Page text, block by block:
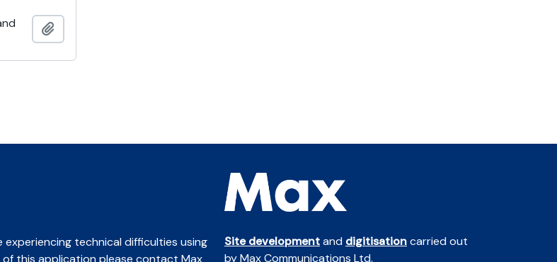
experiencing technical difficulties using
this application please contact Max
Site developmentand digitisationcarried out
by Max Communications Ltd.